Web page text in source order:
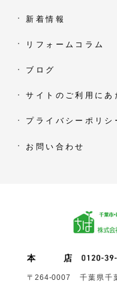
新着情報
リフォームコラム
ブログ
サイトのご利用にあ
プライバシーポリシ
お問い合わせ
本 店
〒264-0007 千葉県千